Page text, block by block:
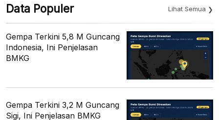
Data Populer Lihat Semua
Gempa Terkini 5,8 M Guncang
Indonesia, Ini Penjelasan
BMKG
Gempa Terkini 3,2 M Guncang
Sigi, Ini Penjelasan BMKG